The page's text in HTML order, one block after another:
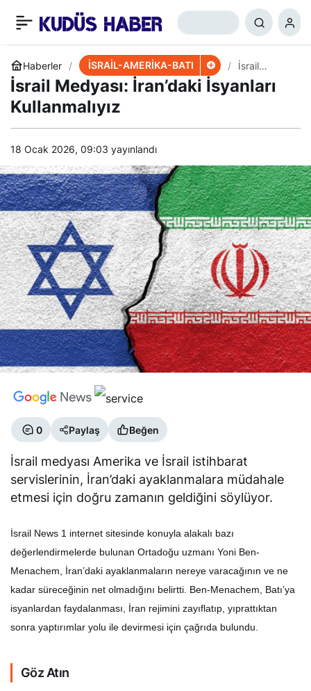
Haberler İSRAİL-AMERİKA-BATI
İsrail
Medyası:
İran’daki
İsrail Medyası: İran’daki İsyanları
Kullanmalıyız
18 Ocak 2026, 09:03 yayınlandı
0 Paylaş Beğen
İsrail medyası Amerika ve İsrail istihbarat
servislerinin, İran’daki ayaklanmalara müdahale
etmesi için doğru zamanın geldiğini söylüyor.
İsrail News 1 internet sitesinde konuyla alakalı bazı
değerlendirmelerde bulunan Ortadoğu uzmanı Yoni Ben-
Menachem, İran’daki ayaklanmaların nereye varacağının ve ne
kadar süreceğinin net olmadığını belirtti. Ben-Menachem, Batı’ya
isyanlardan faydalanması, İran rejimini zayıflatıp, yıprattıktan
sonra yaptırımlar yolu ile devirmesi için çağrıda bulundu.
Göz Atın
Eski CIA Yetkilisi: ABD’li
Sağcılar Terörü
Destekliyor
+ 0 Paylaş